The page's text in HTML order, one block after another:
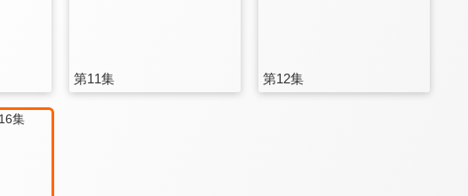
第11集 第12集